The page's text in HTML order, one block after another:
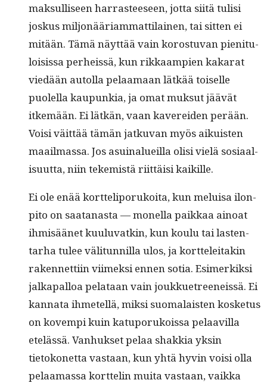
mak­sulliseen har­ras­teeseen, jot­ta siitä tulisi
joskus miljonääri­ammat­ti­lainen, tai sit­ten ei
mitään. Tämä näyt­tää vain koros­tu­van pien­i­t­u­
loi­sis­sa per­heis­sä, kun rikkaampi­en kakarat
viedään autol­la pelaa­maan lätkää toiselle
puolel­la kaupunkia, ja omat muk­sut jäävät
itkemään. Ei lätkän, vaan kaverei­den perään.
Voisi väit­tää tämän jatku­van myös aikuis­ten
maail­mas­sa. Jos asuinalueil­la olisi vielä sosi­aal­
isu­ut­ta, niin tekemistä riit­täisi kaikille.
Ei ole enää kort­teliporukoi­ta, kun meluisa ilon­
pito on saatanas­ta — monel­la paikkaa ain­oat
ihmisäänet kuu­lu­vatkin, kun koulu tai las­ten­
tarha tulee väl­i­tun­nil­la ulos, ja kort­teleitakin
raken­net­ti­in viimek­si ennen sotia. Esimerkik­si
jalka­pal­loa pelataan vain joukkue­treeneis­sä. Ei
kan­na­ta ihme­tel­lä, mik­si suo­ma­lais­ten kos­ke­tus
on kovem­pi kuin katu­porukois­sa pelaav­il­la
etelässä. Van­huk­set pelaa shakkia yksin
tietokonet­ta vas­taan, kun yhtä hyvin voisi olla
pelaa­mas­sa kort­telin mui­ta vas­taan, vaik­ka